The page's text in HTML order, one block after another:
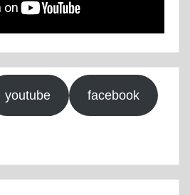
youtube facebook